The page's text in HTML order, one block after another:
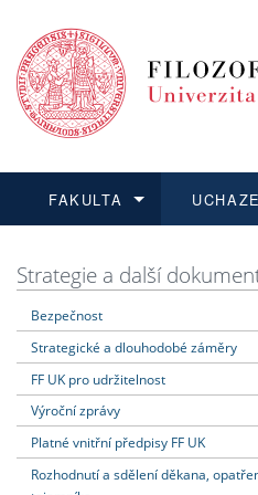
FAKULTA
Dozvědět se více
Podat přihlášku
Dozvědět se více
Dozvědět se více
Dozvědět se více
Strategie a další
Bezpečnost
Strategické a dlouhodobé záměry
FF UK pro udržitelnost
Výroční zprávy
Platné vnitřní předpisy FF UK
Rozhodnutí a sdělení děkana,